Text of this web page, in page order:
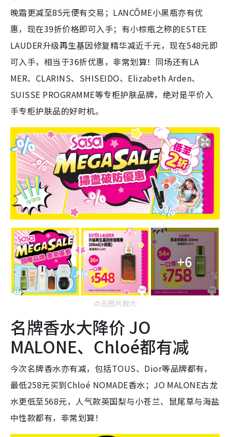
晚霜更减至85元便有交易；LANCÔME小黑瓶亦有优
惠，现在39折价格即可入手；有小棕瓶之称的ESTĒE
LAUDER升级再生基因修复精华减近千元，现在548元即
可入手，相当于36折优惠，非常划算！同场还有LA
MER、CLARINS、SHISEIDO、Elizabeth Arden、
SUISSE PROGRAMME等专柜护肤品牌，绝对是平价入
手专柜护肤品的好时机。
+6
点击图片放大
名牌香水大降价 JO
MALONE、Chloé都有减
今次名牌香水亦有减，包括TOUS、Dior等品牌都有，
最低258元买到Chloé NOMADE香水；JO MALONE古龙
水更低至568元，人气款英国梨与小苍兰、鼠尾草与海盐
中性款都有，非常划算！